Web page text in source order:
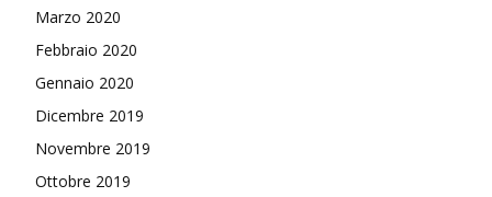
Marzo 2020
Febbraio 2020
Gennaio 2020
Dicembre 2019
Novembre 2019
Ottobre 2019